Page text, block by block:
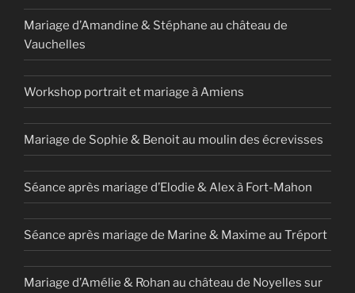
Mariage d’Amandine & Stéphane au château de
Vauchelles
Workshop portrait et mariage à Amiens
Mariage de Sophie & Benoit au moulin des écrevisses
Séance après mariage d’Elodie & Alex à Fort-Mahon
Séance après mariage de Marine & Maxime au Tréport
Mariage d’Amélie & Rohan au château de Noyelles sur